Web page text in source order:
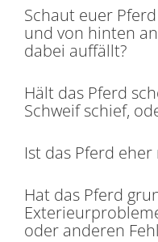
Schaut euer
und von hinten
dabei auffällt?
Hält das Pferd
Schweif schief,
Ist das Pferd
Hat das Pferd
oder anderen